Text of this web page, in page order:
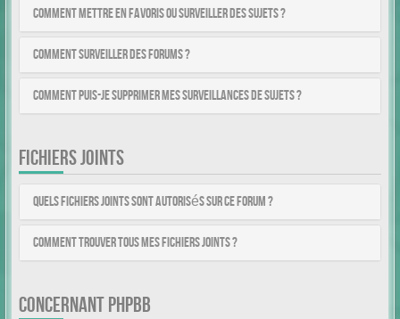
Comment mettre en favoris ou surveiller des sujets ?
Comment surveiller des forums ?
Comment puis-je supprimer mes surveillances de sujets ?
FICHIERS JOINTS
Quels fichiers joints sont autorisés sur ce forum ?
Comment trouver tous mes fichiers joints ?
CONCERNANT PHPBB